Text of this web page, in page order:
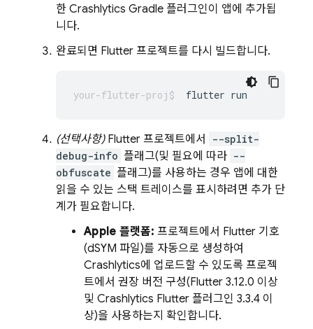
한 Crashlytics Gradle 플러그인이 앱에 추가됩
니다.
완료되면 Flutter 프로젝트를 다시 빌드합니다.
flutter
(선택사항)Flutter 프로젝트에서
--split-
debug-info 플래그(및 필요에 따라 --
obfuscate 플래그)를 사용하는 경우 앱에 대한
읽을 수 있는 스택 트레이스를 표시하려면 추가 단
계가 필요합니다.
Apple 플랫폼: 프로젝트에서 Flutter 기호
(dSYM 파일)를 자동으로 생성하여
Crashlytics에 업로드할 수 있도록 프로젝
트에서 권장 버전 구성(Flutter 3.12.0 이상
및 Crashlytics Flutter 플러그인 3.3.4 이
상)을 사용하는지 확인합니다.